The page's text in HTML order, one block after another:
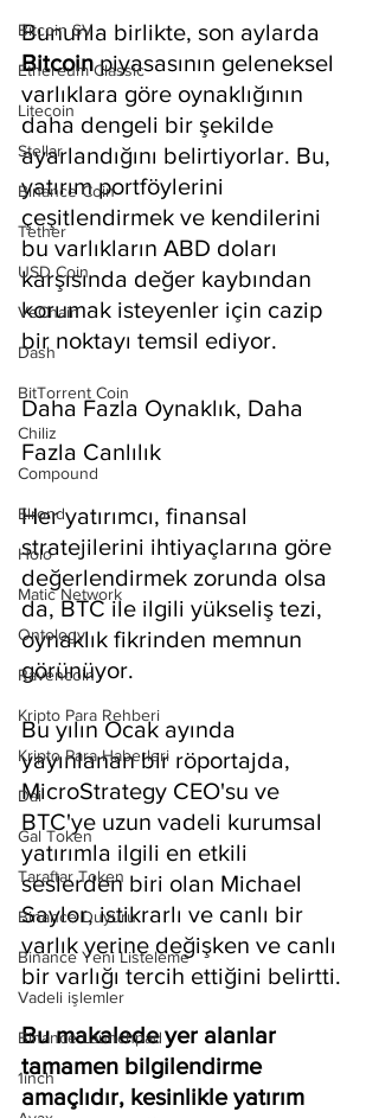
Bitcoin SV
Ethereum Classic
Litecoin
Stellar
Binance Coin
Tether
USD Coin
VeChain
Dash
BitTorrent Coin
Chiliz
Compound
Elrond
Holo
Matic Network
Ontology
Ravencoin
Kripto Para Rehberi
Kripto Para Haberleri
Dai
Gal Token
Taraftar Token
Binance Duyuru
Binance Yeni Listeleme
Vadeli işlemler
Binance Launchpad
1inch
Bununla birlikte, son aylarda
Bitcoin piyasasının geleneksel
varlıklara göre oynaklığının
daha dengeli bir şekilde
ayarlandığını belirtiyorlar. Bu,
yatırım portföylerini
çeşitlendirmek ve kendilerini
bu varlıkların ABD doları
karşısında değer kaybından
korumak isteyenler için cazip
bir noktayı temsil ediyor.
Daha Fazla Oynaklık, Daha
Fazla Canlılık
Her yatırımcı, finansal
stratejilerini ihtiyaçlarına göre
değerlendirmek zorunda olsa
da, BTC ile ilgili yükseliş tezi,
oynaklık fikrinden memnun
görünüyor.
Bu yılın Ocak ayında
yayınlanan bir röportajda,
MicroStrategy CEO'su ve
BTC'ye uzun vadeli kurumsal
yatırımla ilgili en etkili
seslerden biri olan Michael
Saylor, istikrarlı ve canlı bir
varlık yerine değişken ve canlı
bir varlığı tercih ettiğini belirtti.
Bu makalede yer alanlar
tamamen bilgilendirme
amaçlıdır, kesinlikle yatırım